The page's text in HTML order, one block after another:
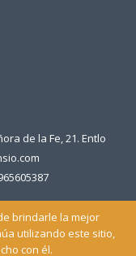
de la Fe, 21. Entlo
Cookies/
brindarle la mejor
utilizando este sitio,
con él.